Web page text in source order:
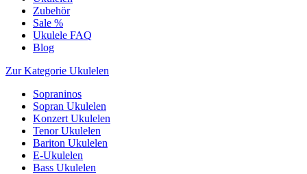
Zubehör
Sale %
Ukulele FAQ
Blog
Zur Kategorie Ukulelen
Sopraninos
Sopran Ukulelen
Konzert Ukulelen
Tenor Ukulelen
Bariton Ukulelen
E-Ukulelen
Bass Ukulelen